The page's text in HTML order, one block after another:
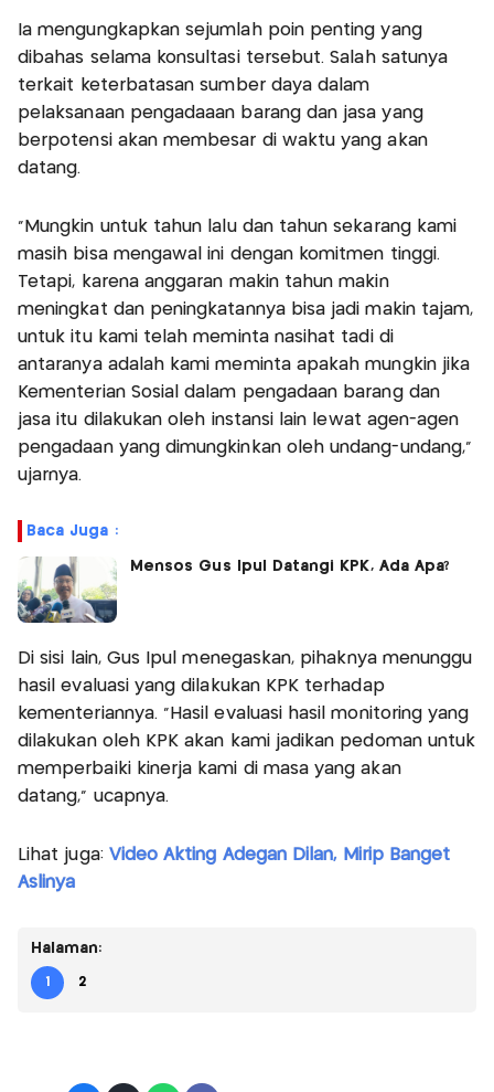
Ia mengungkapkan sejumlah poin penting yang
dibahas selama konsultasi tersebut. Salah satunya
terkait keterbatasan sumber daya dalam
pelaksanaan pengadaaan barang dan jasa yang
berpotensi akan membesar di waktu yang akan
datang.
"Mungkin untuk tahun lalu dan tahun sekarang kami
masih bisa mengawal ini dengan komitmen tinggi.
Tetapi, karena anggaran makin tahun makin
meningkat dan peningkatannya bisa jadi makin tajam,
untuk itu kami telah meminta nasihat tadi di
antaranya adalah kami meminta apakah mungkin jika
Kementerian Sosial dalam pengadaan barang dan
jasa itu dilakukan oleh instansi lain lewat agen-agen
pengadaan yang dimungkinkan oleh undang-undang,"
ujarnya.
Baca Juga :
Mensos Gus Ipul Datangi KPK, Ada Apa?
Di sisi lain, Gus Ipul menegaskan, pihaknya menunggu
hasil evaluasi yang dilakukan KPK terhadap
kementeriannya. "Hasil evaluasi hasil monitoring yang
dilakukan oleh KPK akan kami jadikan pedoman untuk
memperbaiki kinerja kami di masa yang akan
datang," ucapnya.
Lihat juga: Video Akting Adegan Dilan, Mirip Banget
Aslinya
Halaman:
1 2